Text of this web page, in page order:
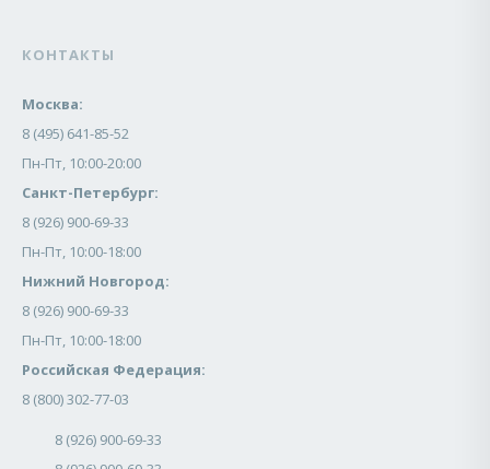
КОНТАКТЫ
Москва:
8 (495) 641-85-52
Пн-Пт, 10:00-20:00
Санкт-Петербург:
8 (926) 900-69-33
Пн-Пт, 10:00-18:00
Нижний Новгород:
8 (926) 900-69-33
Пн-Пт, 10:00-18:00
Российская Федерация:
8 (800) 302-77-03
8 (926) 900-69-33